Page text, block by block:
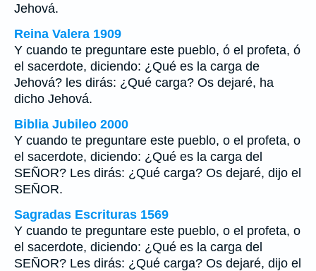
Jehová.
Reina Valera 1909
Y cuando te preguntare este pueblo, ó el profeta, ó
el sacerdote, diciendo: ¿Qué es la carga de
Jehová? les dirás: ¿Qué carga? Os dejaré, ha
dicho Jehová.
Biblia Jubileo 2000
Y cuando te preguntare este pueblo, o el profeta, o
el sacerdote, diciendo: ¿Qué es la carga del
SEÑOR? Les dirás: ¿Qué carga? Os dejaré, dijo el
SEÑOR.
Sagradas Escrituras 1569
Y cuando te preguntare este pueblo, o el profeta, o
el sacerdote, diciendo: ¿Qué es la carga del
SEÑOR? Les dirás: ¿Qué carga? Os dejaré, dijo el